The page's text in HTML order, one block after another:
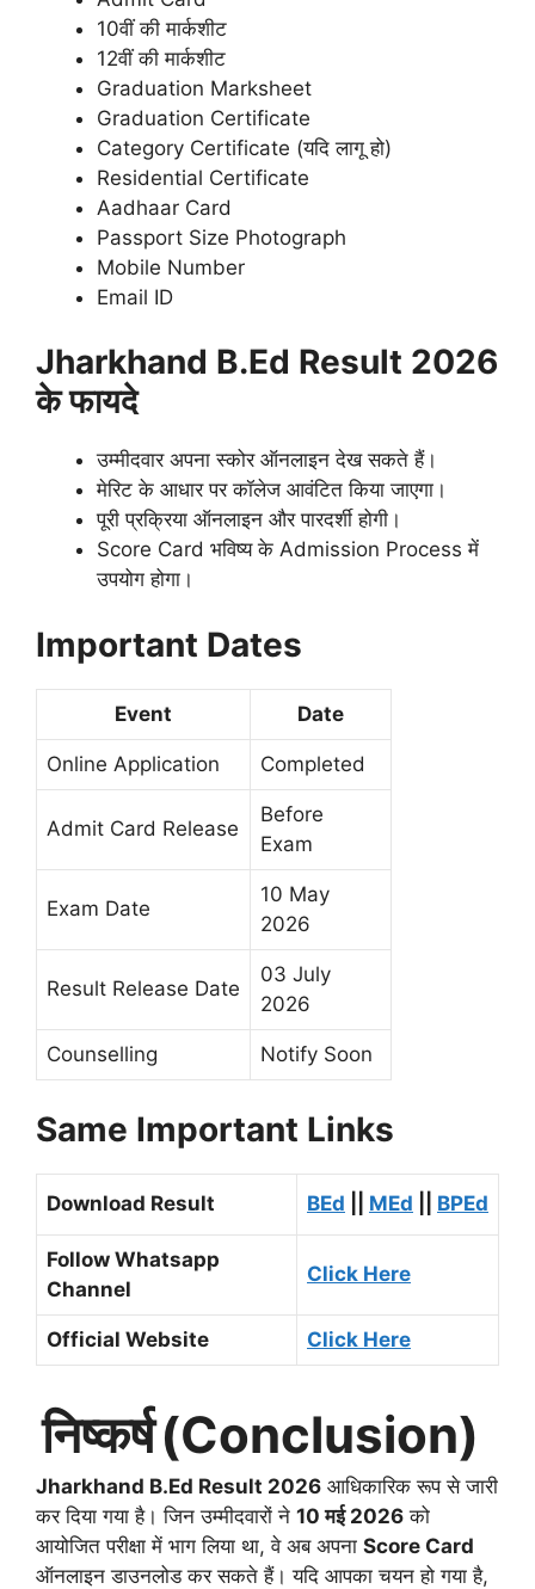
10वीं की मार्कशीट
12वीं की मार्कशीट
Graduation Marksheet
Graduation Certificate
Category Certificate (यदि लागू हो)
Residential Certificate
Aadhaar Card
Passport Size Photograph
Mobile Number
Email ID
Jharkhand B.Ed Result 2026
के फायदे
उम्मीदवार अपना स्कोर ऑनलाइन देख सकते हैं।
मेरिट के आधार पर कॉलेज आवंटित किया जाएगा।
पूरी प्रक्रिया ऑनलाइन और पारदर्शी होगी।
Score Card भविष्य के Admission Process में
उपयोग होगा।
Important Dates
Event Date
Online Application Completed
Admit Card Release
Before
Exam
Exam Date
10 May
2026
Result Release Date
03 July
2026
Counselling Notify Soon
Same Important Links
Download Result BEd MEd BPEd
Follow Whatsapp
Channel
Click Here
Official Website Click Here
निष्कर्ष(Conclusion)
Jharkhand B.Ed Result 2026 आधिकारिक रूप से जारी
कर दिया गया है। जिन उम्मीदवारों ने 10 मई 2026 को
आयोजित परीक्षा में भाग लिया था, वे अब अपना Score Card
ऑनलाइन डाउनलोड कर सकते हैं। यदि आपका चयन हो गया है,